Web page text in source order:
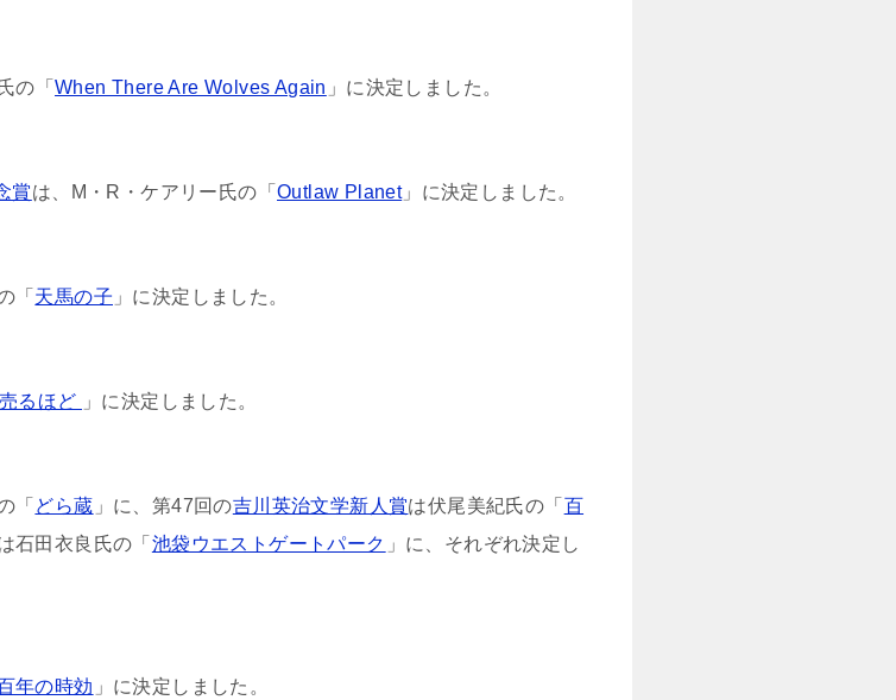
の「When There Are Wolves Again 」に決定しました。
賞は、M・R・ケアリー氏の「Outlaw Planet」に決定しました。
「 天馬の子 」に決定しました。
るほど 」に決定しました。
「 どら蔵 」に、第47回の吉川英治文学新人賞は伏尾美紀氏の「 百
石田衣良氏の「 池袋ウエストゲートパーク 」に、それぞれ決定し
年の時効 」に決定しました。